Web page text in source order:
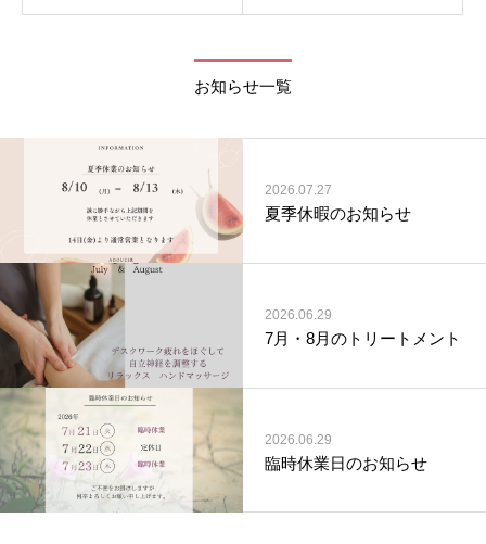
お知らせ一覧
2026.07.27
夏季休暇のお知らせ
2026.06.29
7月・8月のトリートメント
2026.06.29
臨時休業日のお知らせ